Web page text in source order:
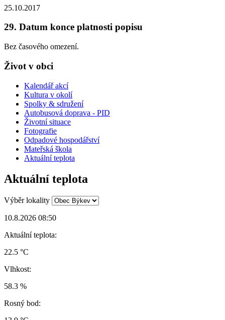
25.10.2017
29. Datum konce platnosti popisu
Bez časového omezení.
Život v obci
Kalendář akcí
Kultura v okolí
Spolky & sdružení
Autobusová doprava - PID
Životní situace
Fotografie
Odpadové hospodářství
Mateřská škola
Aktuální teplota
Aktuální teplota
Výběr lokality
10.8.2026 08:50
Aktuální teplota:
22.5 °C
Vlhkost:
58.3 %
Rosný bod: